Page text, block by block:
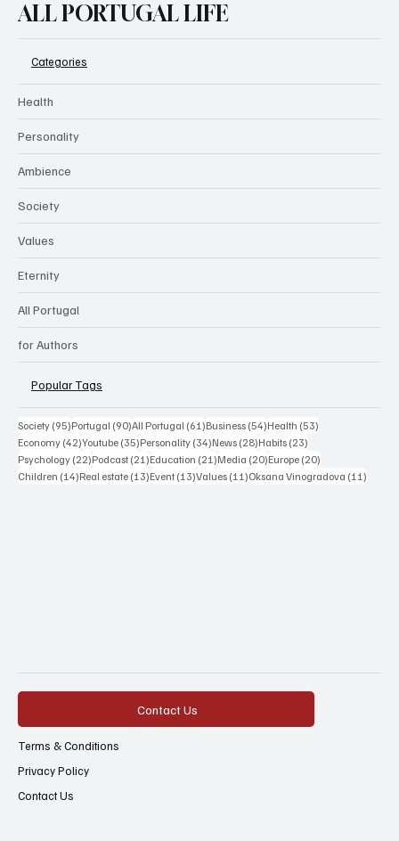
ALL PORTUGAL LIFE
Categories
Health
Personality
Ambience
Society
Values
Eternity
All Portugal
for Authors
Popular Tags
Society (95)95 posts
Portugal (90)90 posts
All Portugal (61)61 posts
Business (54)54 posts
Health (53)
Economy (42)42 posts
Youtube (35)35 posts
Personality (34)34 posts
News (28)28 posts
Habits (23)
Psychology (22)22 posts
Podcast (21)21 posts
Education (21)21 posts
Media (20)20 posts
Europe (20)
Children (14)14 posts
Real estate (13)13 posts
Event (13)13 posts
Values (11)11 posts
Oksana Vinogradova (11)
Contact Us
Terms & Conditions
Privacy Policy
Contact Us